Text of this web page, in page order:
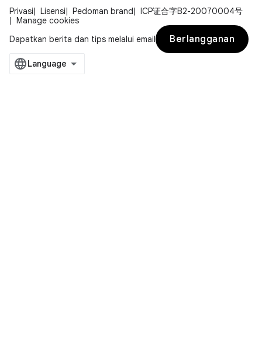
Privasi Lisensi Pedoman brand
ICP证合字B2-20070004号
Manage cookies
Dapatkan berita dan tips melalui email
Berlangganan